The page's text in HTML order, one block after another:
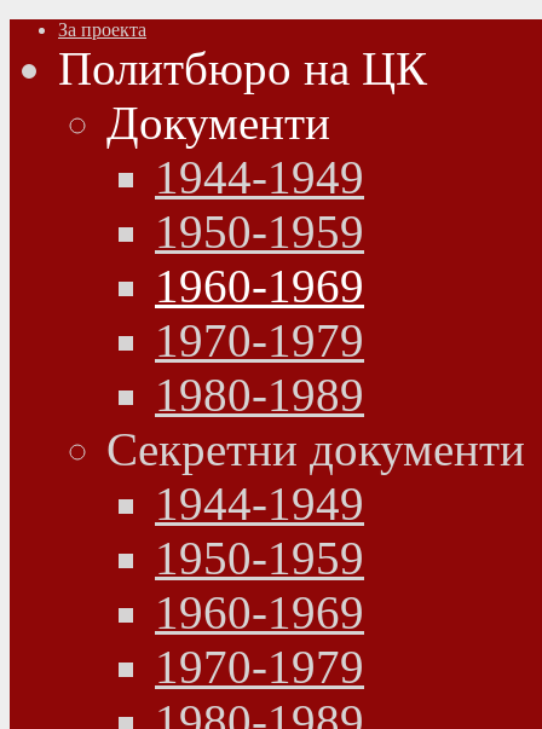
За проекта
Политбюро на ЦК
Документи
1944-1949
1950-1959
1960-1969
1970-1979
1980-1989
Секретни документи
1944-1949
1950-1959
1960-1969
1970-1979